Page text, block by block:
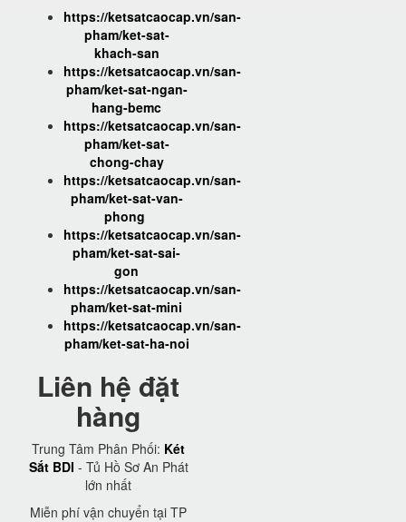
https://ketsatcaocap.vn/san-
pham/ket-sat-
khach-san
https://ketsatcaocap.vn/san-
pham/ket-sat-ngan-
hang-bemc
https://ketsatcaocap.vn/san-
pham/ket-sat-
chong-chay
https://ketsatcaocap.vn/san-
pham/ket-sat-van-
phong
https://ketsatcaocap.vn/san-
pham/ket-sat-sai-
gon
https://ketsatcaocap.vn/san-
pham/ket-sat-mini
https://ketsatcaocap.vn/san-
pham/ket-sat-ha-noi
Liên hệ đặt
hàng
Trung Tâm Phân Phối: Két
Sắt BDI - Tủ Hồ Sơ An Phát
lớn nhất
Miễn phí vận chuyển tại TP